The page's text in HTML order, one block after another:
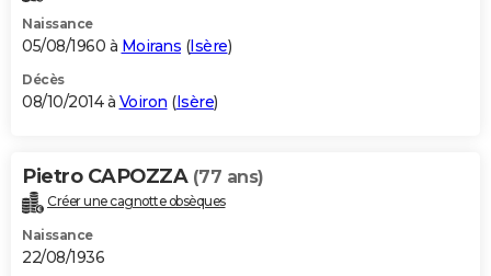
Naissance
05/08/1960 à Moirans (Isère)
Décès
08/10/2014 à Voiron (Isère)
Pietro CAPOZZA (77 ans)
Créer une cagnotte obsèques
Naissance
22/08/1936